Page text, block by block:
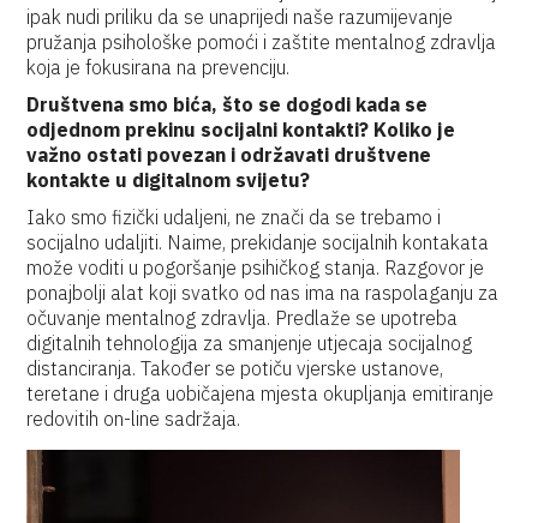
ipak nudi priliku da se unaprijedi naše razumijevanje
pružanja psihološke pomoći i zaštite mentalnog zdravlja
koja je fokusirana na prevenciju.
Društvena smo bića, što se dogodi kada se
odjednom prekinu socijalni kontakti? Koliko je
važno ostati povezan i održavati društvene
kontakte u digitalnom svijetu?
Iako smo fizički udaljeni, ne znači da se trebamo i
socijalno udaljiti. Naime, prekidanje socijalnih kontakata
može voditi u pogoršanje psihičkog stanja. Razgovor je
ponajbolji alat koji svatko od nas ima na raspolaganju za
očuvanje mentalnog zdravlja. Predlaže se upotreba
digitalnih tehnologija za smanjenje utjecaja socijalnog
distanciranja. Također se potiču vjerske ustanove,
teretane i druga uobičajena mjesta okupljanja emitiranje
redovitih on-line sadržaja.